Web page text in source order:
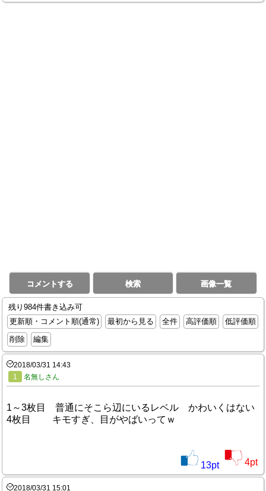
コメントする 検索 画像一覧
残り984件書き込み可
更新順・コメント順(通常)
最初から見る 全件 高評価順
低評価順
削除
編集
2018/03/31 14:43
1
名無しさん
1～3枚目 普通にそこら辺にいるレベル かわいくはない
4枚目 キモすぎ、目がやばいってｗ
13pt 4pt
2018/03/31 15:01